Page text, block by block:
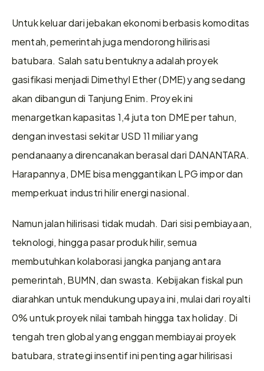
Untuk keluar dari jebakan ekonomi berbasis komoditas
mentah, pemerintah juga mendorong hilirisasi
batubara. Salah satu bentuknya adalah proyek
gasifikasi menjadi Dimethyl Ether (DME) yang sedang
akan dibangun di Tanjung Enim. Proyek ini
menargetkan kapasitas 1,4 juta ton DME per tahun,
dengan investasi sekitar USD 11 miliar yang
pendanaanya direncanakan berasal dari DANANTARA.
Harapannya, DME bisa menggantikan LPG impor dan
memperkuat industri hilir energi nasional.
Namun jalan hilirisasi tidak mudah. Dari sisi pembiayaan,
teknologi, hingga pasar produk hilir, semua
membutuhkan kolaborasi jangka panjang antara
pemerintah, BUMN, dan swasta. Kebijakan fiskal pun
diarahkan untuk mendukung upaya ini, mulai dari royalti
0% untuk proyek nilai tambah hingga tax holiday. Di
tengah tren global yang enggan membiayai proyek
batubara, strategi insentif ini penting agar hilirisasi